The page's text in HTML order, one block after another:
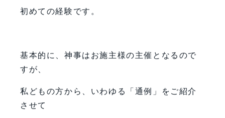
初めての経験です。
基本的に、神事はお施主様の主催となるので
すが、
私どもの方から、いわゆる「通例」をご紹介
させて